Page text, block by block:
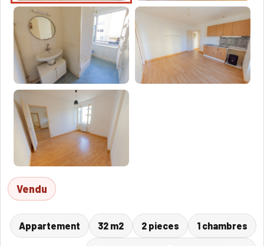
Vendu
Appartement 32 m2 2 pieces 1 chambres